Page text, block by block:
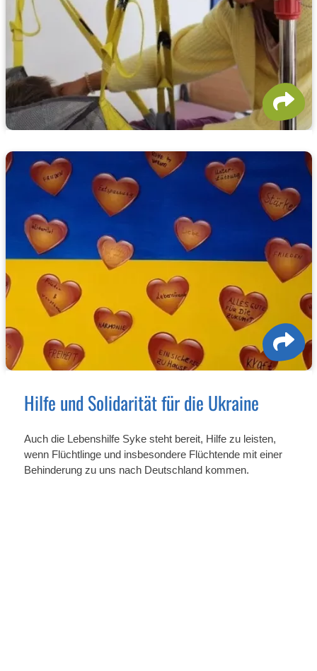
Dein Freiwilligendienst in der
Weserschule
Was macht einen Freiwilligendienst innerhalb der
Lebenshilfe Syke so besonders? Mitarbeitende unserer
Weserschule in Hoya berichten über ihre Erfahrungen.
Hilfe und Solidarität für die Ukraine
Auch die Lebenshilfe Syke steht bereit, Hilfe zu leisten,
wenn Flüchtlinge und insbesondere Flüchtende mit einer
Behinderung zu uns nach Deutschland kommen.